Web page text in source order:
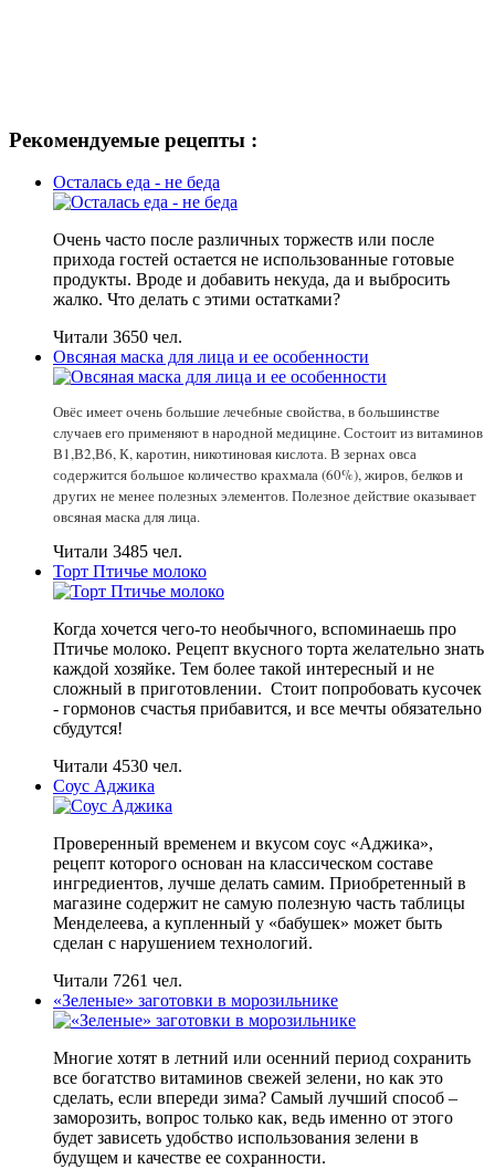
Рекомендуемые рецепты :
Осталась еда - не беда
Очень часто после различных торжеств или после
прихода гостей остается не использованные готовые
продукты. Вроде и добавить некуда, да и выбросить
жалко. Что делать с этими остатками?
Читали 3650 чел.
Овсяная маска для лица и ее особенности
Овёс имеет очень большие лечебные свойства, в большинстве
случаев его применяют в народной медицине. Состоит из витаминов
В1,В2,В6, К, каротин, никотиновая кислота. В зернах овса
содержится большое количество крахмала (60%), жиров, белков и
других не менее полезных элементов. Полезное действие оказывает
овсяная маска для лица.
Читали 3485 чел.
Торт Птичье молоко
Когда хочется чего-то необычного, вспоминаешь про
Птичье молоко. Рецепт вкусного торта желательно знать
каждой хозяйке. Тем более такой интересный и не
сложный в приготовлении. Стоит попробовать кусочек
- гормонов счастья прибавится, и все мечты обязательно
сбудутся!
Читали 4530 чел.
Соус Аджика
Проверенный временем и вкусом соус «Аджика»,
рецепт которого основан на классическом составе
ингредиентов, лучше делать самим. Приобретенный в
магазине содержит не самую полезную часть таблицы
Менделеева, а купленный у «бабушек» может быть
сделан с нарушением технологий.
Читали 7261 чел.
«Зеленые» заготовки в морозильнике
Многие хотят в летний или осенний период сохранить
все богатство витаминов свежей зелени, но как это
сделать, если впереди зима? Самый лучший способ –
заморозить, вопрос только как, ведь именно от этого
будет зависеть удобство использования зелени в
будущем и качестве ее сохранности.